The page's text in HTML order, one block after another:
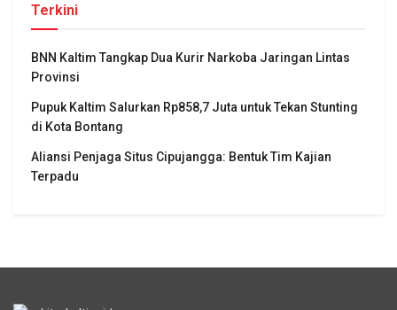
Terkini
BNN Kaltim Tangkap Dua Kurir Narkoba Jaringan Lintas
Provinsi
Pupuk Kaltim Salurkan Rp858,7 Juta untuk Tekan Stunting
di Kota Bontang
Aliansi Penjaga Situs Cipujangga: Bentuk Tim Kajian
Terpadu